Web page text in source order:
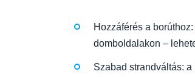
Hozzáférés a
domboldalakon –
Szabad strandváltás: